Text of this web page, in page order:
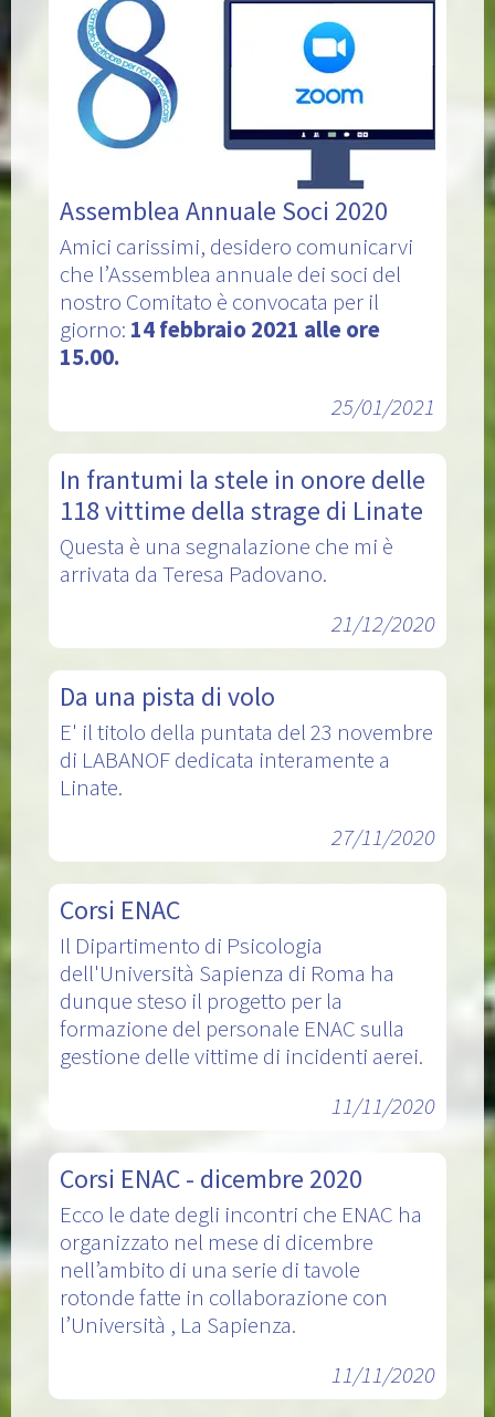
Assemblea Annuale Soci 2020
Amici carissimi, desidero comunicarvi
che l’Assemblea annuale dei soci del
nostro Comitato è convocata per il
giorno: 14 febbraio 2021 alle ore
15.00.
25/01/2021
In frantumi la stele in onore delle
118 vittime della strage di Linate
Questa è una segnalazione che mi è
arrivata da Teresa Padovano.
21/12/2020
Da una pista di volo
E' il titolo della puntata del 23 novembre
di LABANOF dedicata interamente a
Linate.
27/11/2020
Corsi ENAC
Il Dipartimento di Psicologia
dell'Università Sapienza di Roma ha
dunque steso il progetto per la
formazione del personale ENAC sulla
gestione delle vittime di incidenti aerei.
11/11/2020
Corsi ENAC - dicembre 2020
Ecco le date degli incontri che ENAC ha
organizzato nel mese di dicembre
nell’ambito di una serie di tavole
rotonde fatte in collaborazione con
l’Università , La Sapienza.
11/11/2020